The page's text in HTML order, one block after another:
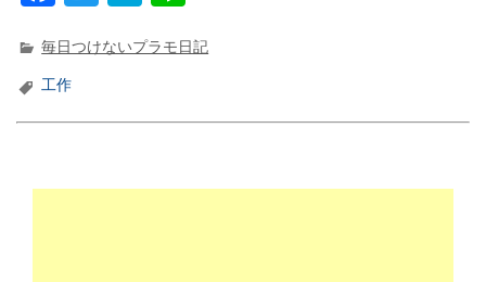
c
e
b
o
it
e
e
a
e
毎日つけないプラモ日記
工作